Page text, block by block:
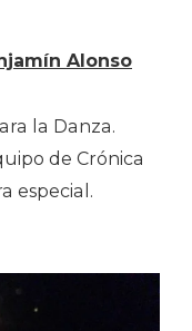
Alonso
la Danza.
de Crónica
especial.